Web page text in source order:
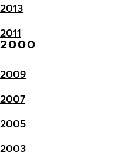
2013
2011
2000
2009
2007
2005
2003